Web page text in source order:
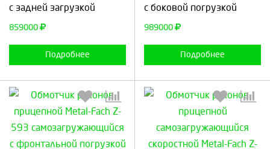
с задней загрузкой
859000
Подробнее
Продолжить Отмена
с боковой погрузкой
989000
Подробнее
Продолжить Отмена